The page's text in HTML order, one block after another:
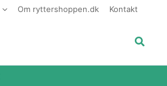
Om ryttershoppen.dk Kontakt
Søg